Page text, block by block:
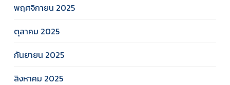
พฤศจิกายน 2025
ตุลาคม 2025
กันยายน 2025
สิงหาคม 2025